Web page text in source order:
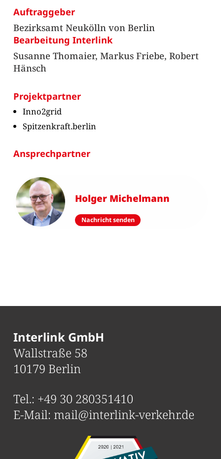
Auftraggeber
Bezirksamt Neukölln von Berlin
Bearbeitung Interlink
Susanne Thomaier, Markus Friebe, Robert
Hänsch
Projektpartner
Inno2grid
Spitzenkraft.berlin
Ansprechpartner
Holger Michelmann
Nachricht senden
Interlink GmbH
Wallstraße 58
10179 Berlin
Tel.: +49 30 280351410
E-Mail: mail@interlink-verkehr.de